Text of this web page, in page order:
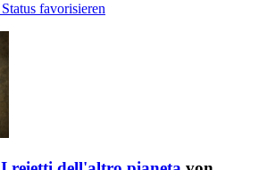
Status favorisieren